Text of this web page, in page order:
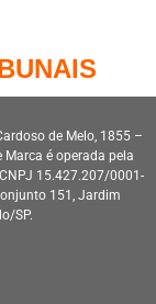
de Melo, 1855 –
é operada pela
15.427.207/0001-
151, Jardim
SP.